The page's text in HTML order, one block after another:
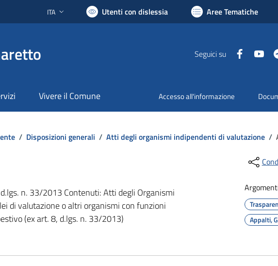
Lingua attiva:
ITA Utenti con dislessia Aree Tematiche
Seguici su Facebook
Vivere il Comune Accesso all'informazione
/ Disposizioni generali / Atti degli organismi indipendenti di valutazione /
n. 33/2013 Contenuti: Atti degli Organismi
di valutazione o altri organismi con funzioni
(ex art. 8, d.lgs. n. 33/2013)
Appalti,